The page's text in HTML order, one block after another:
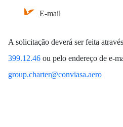
E-mail
A solicitação deverá ser feita
399.12.46 ou pelo endereço de e-
group.charter@conviasa.aero